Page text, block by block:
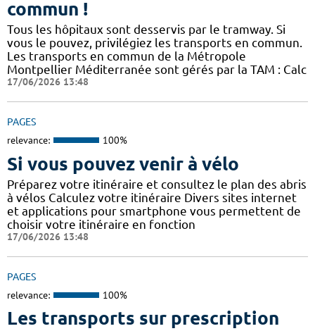
commun !
Tous les hôpitaux sont desservis par le tramway. Si
vous le pouvez, privilégiez les transports en commun.
Les transports en commun de la Métropole
Montpellier Méditerranée sont gérés par la TAM : Calc
17/06/2026 13:48
PAGES
relevance: 100%
Si vous pouvez venir à vélo
Préparez votre itinéraire et consultez le plan des abris
à vélos Calculez votre itinéraire Divers sites internet
et applications pour smartphone vous permettent de
choisir votre itinéraire en fonction
17/06/2026 13:48
PAGES
relevance: 100%
Les transports sur prescription